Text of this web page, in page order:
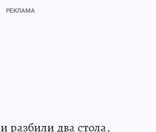
разбили два стола,